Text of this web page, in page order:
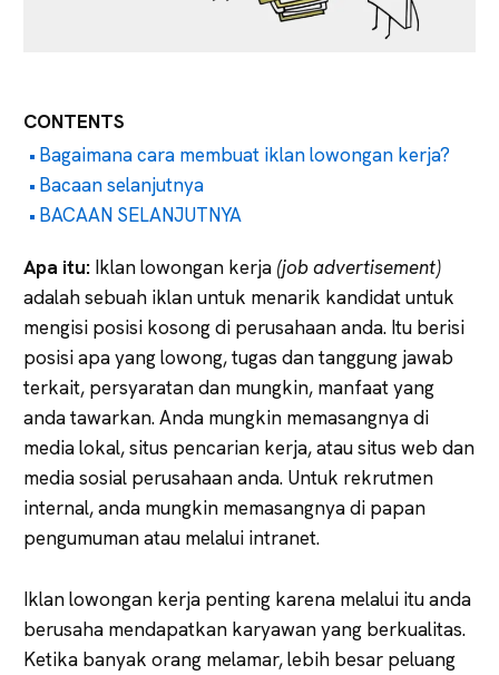
CONTENTS
Bagaimana cara membuat iklan lowongan kerja?
Bacaan selanjutnya
BACAAN SELANJUTNYA
Apa itu: Iklan lowongan kerja (job advertisement)
adalah sebuah iklan untuk menarik kandidat untuk
mengisi posisi kosong di perusahaan anda. Itu berisi
posisi apa yang lowong, tugas dan tanggung jawab
terkait, persyaratan dan mungkin, manfaat yang
anda tawarkan. Anda mungkin memasangnya di
media lokal, situs pencarian kerja, atau situs web dan
media sosial perusahaan anda. Untuk rekrutmen
internal, anda mungkin memasangnya di papan
pengumuman atau melalui intranet.
Iklan lowongan kerja penting karena melalui itu anda
berusaha mendapatkan karyawan yang berkualitas.
Ketika banyak orang melamar, lebih besar peluang